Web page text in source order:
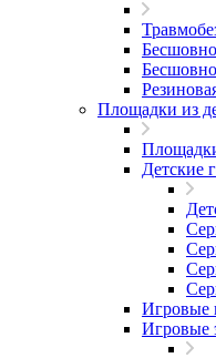
Площадки из
Детские
Игровые
Игровые